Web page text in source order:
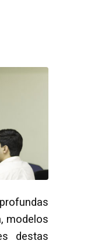
modelos
destas